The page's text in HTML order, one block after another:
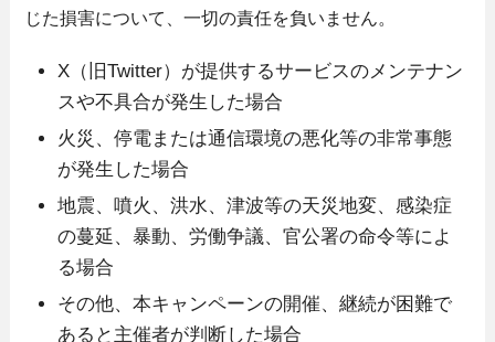
じた損害について、一切の責任を負いません。
X（旧Twitter）が提供するサービスのメンテナン
スや不具合が発生した場合
火災、停電または通信環境の悪化等の非常事態
が発生した場合
地震、噴火、洪水、津波等の天災地変、感染症
の蔓延、暴動、労働争議、官公署の命令等によ
る場合
その他、本キャンペーンの開催、継続が困難で
あると主催者が判断した場合